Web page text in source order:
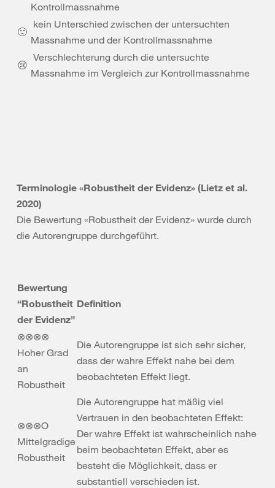
Kontrollmassnahme
🙁
kein Unterschied zwischen der untersuchten
Massnahme und der Kontrollmassnahme
😢
Verschlechterung durch die untersuchte
Massnahme im Vergleich zur Kontrollmassnahme
Terminologie «Robustheit der Evidenz» (Lietz et al.
2020)
Die Bewertung «Robustheit der Evidenz» wurde durch
die Autorengruppe durchgeführt.
Bewertung
“Robustheit
der Evidenz”
Definition
⊗⊗⊗⊗
Hoher Grad
an
Robustheit
Die Autorengruppe ist sich sehr sicher,
dass der wahre Effekt nahe bei dem
beobachteten Effekt liegt.
⊗⊗⊗O
Mittelgradige
Robustheit
Die Autorengruppe hat mäßig viel
Vertrauen in den beobachteten Effekt:
Der wahre Effekt ist wahrscheinlich nahe
beim beobachteten Effekt, aber es
besteht die Möglichkeit, dass er
substantiell verschieden ist.